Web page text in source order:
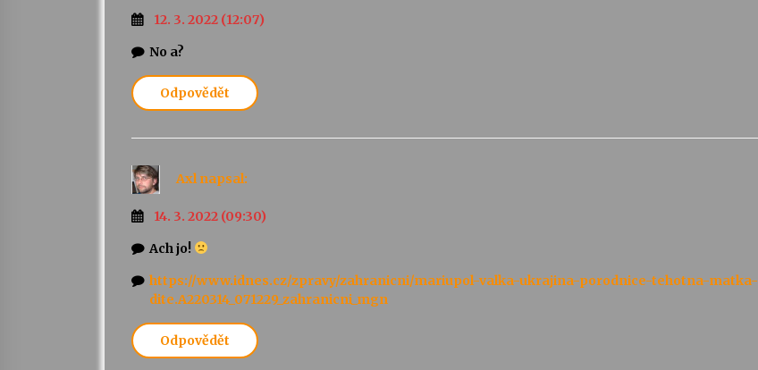
12. 3. 2022 (12:07)
No a?
Odpovědět
Axl napsal:
14. 3. 2022 (09:30)
Ach jo!
https://www.idnes.cz/zpravy/zahranicni/mariupol-valka-ukrajina-porodnice-tehotna-matka-
dite.A220314_071229_zahranicni_mgn
Odpovědět